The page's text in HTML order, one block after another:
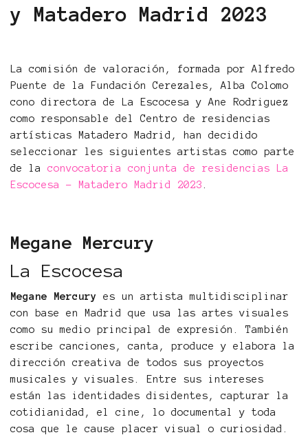
y Matadero Madrid 2023
La comisión de valoración, formada por Alfredo
Puente de la Fundación Cerezales, Alba Colomo
cono directora de La Escocesa y Ane Rodriguez
como responsable del Centro de residencias
artísticas Matadero Madrid, han decidido
seleccionar les siguientes artistas como parte
de la convocatoria conjunta de residencias La
Escocesa - Matadero Madrid 2023
Megane Mercury
La Escocesa
Megane Mercury
es un artista multidisciplinar
con base en Madrid que usa las artes visuales
como su medio principal de expresión. También
escribe canciones, canta, produce y elabora la
dirección creativa de todos sus proyectos
musicales y visuales. Entre sus intereses
están las identidades disidentes, capturar la
cotidianidad, el cine, lo documental y toda
cosa que le cause placer visual o curiosidad.